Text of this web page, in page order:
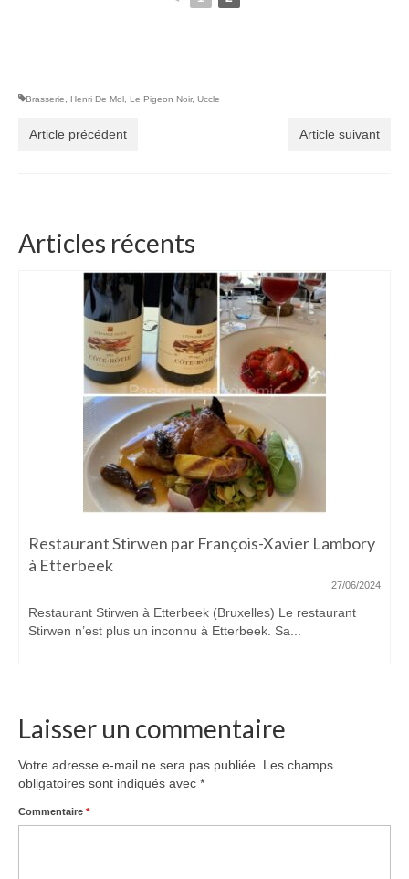
Brasserie Henri De Mol Le Pigeon Noir, Uccle
Article précédent Article suivant
Articles récents
Restaurant Stirwen par François-Xavier Lambory
à Etterbeek
27/06/2024
Restaurant Stirwen à Etterbeek (Bruxelles) Le restaurant
Stirwen n’est plus un inconnu à Etterbeek. Sa...
Laisser un commentaire
Votre adresse e-mail ne sera pas publiée.
Les champs
obligatoires sont indiqués avec *
Commentaire *